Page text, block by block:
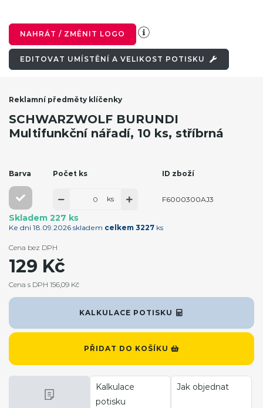
NAHRÁT / ZMĚNIT LOGO
EDITOVAT UMÍSTĚNÍ A VELIKOST POTISKU
Reklamní předměty klíčenky
SCHWARZWOLF BURUNDI
Multifunkční nářadí, 10 ks, stříbrná
Barva Počet ks ID zboží
Skladem 227 ks
Ke dni 18.09.2026 skladem celkem 3227 ks
ks F6000300AJ3
KALKULACE POTISKU
PŘIDAT DO KOŠÍKU
Cena bez DPH
129 Kč
Cena s DPH 156,09 Kč
Kalkulace
potisku
Jak objednat